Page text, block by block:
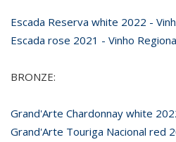
Escada Reserva white 2022 -
Escada rose 2021 - Vinho
BRONZE:
Grand'Arte Chardonnay white
Grand'Arte Touriga Nacional red